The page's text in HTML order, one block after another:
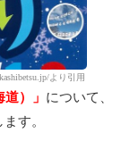
より引用
）」 について、
す。